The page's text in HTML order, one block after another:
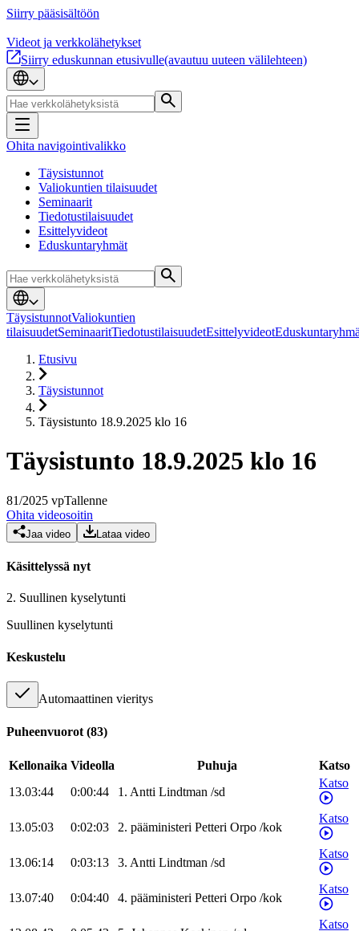
Siirry pääsisältöön
Videot ja verkkolähetykset
Siirry eduskunnan etusivulle(avautuu uuteen välilehteen)
Ohita navigointivalikko
Täysistunnot
Valiokuntien tilaisuudet
Seminaarit
Tiedotustilaisuudet
Esittelyvideot
Eduskuntaryhmät
TäysistunnotValiokuntien
tilaisuudetSeminaaritTiedotustilaisuudetEsittelyvideot
Etusivu
Täysistunnot
Täysistunto 18.9.2025 klo 16
Täysistunto 18.9.2025 klo 16
81/2025 vpTallenne
Ohita videosoitin
Jaa video Lataa video
Käsittelyssä nyt
2. Suullinen kyselytunti
Suullinen kyselytunti
Keskustelu
Automaattinen vieritys
Puheenvuorot (83)
Kellonaika Videolla Puhuja
Katso
13.03:44
0:00:44 1. Antti Lindtman /sd
Katso
13.05:03 0:02:03 2. pääministeri Petteri Orpo /kok
Katso
13.06:14 0:03:13 3. Antti Lindtman /sd
Katso
13.07:40 0:04:40 4. pääministeri Petteri Orpo /kok
Katso
Katso